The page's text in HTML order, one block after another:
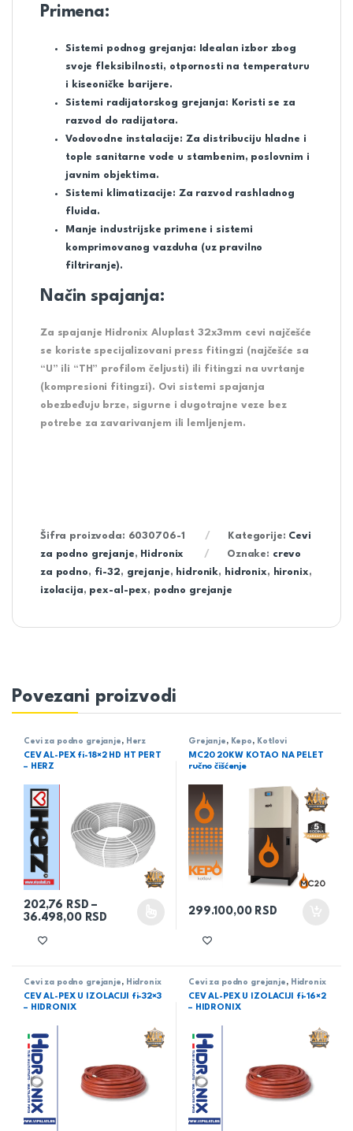
Primena:
Sistemi podnog grejanja: Idealan izbor zbog
svoje fleksibilnosti, otpornosti na temperaturu
i kiseoničke barijere.
Sistemi radijatorskog grejanja: Koristi se za
razvod do radijatora.
Vodovodne instalacije: Za distribuciju hladne i
tople sanitarne vode u stambenim, poslovnim i
javnim objektima.
Sistemi klimatizacije: Za razvod rashladnog
fluida.
Manje industrijske primene i sistemi
komprimovanog vazduha (uz pravilno
filtriranje).
Način spajanja:
Za spajanje Hidronix Aluplast 32x3mm cevi najčešće
se koriste specijalizovani press fitingzi (najčešće sa
“U” ili “TH” profilom čeljusti) ili fitingzi na uvrtanje
(kompresioni fitingzi). Ovi sistemi spajanja
obezbeđuju brze, sigurne i dugotrajne veze bez
potrebe za zavarivanjem ili lemljenjem.
Šifra proizvoda: 6030706-1 Kategorije: Cevi
za podno grejanje, Hidronix Oznake: crevo
za podno, fi-32, grejanje, hidronik, hidronix, hironix,
izolacija, pex-al-pex, podno grejanje
Povezani proizvodi
Cevi za podno grejanje , Herz
CEV AL-PEX fi-18×2 HD HT PERT
– HERZ
202,76 RSD –
36.498,00 RSD Raspon cena: od 202,76 RSD do 36.498,00
Ovaj proizvod ima više varijanti. Opcije mogu biti izabrane na
Grejanje , Kepo , Kotlovi
MC20 20KW KOTAO NA PELET
ručno čišćenje
299.100,00 RSD
Cevi za podno grejanje , Hidronix
CEV AL-PEX U IZOLACIJI fi-32×3
– HIDRONIX
Cevi za podno grejanje , Hidronix
CEV AL-PEX U IZOLACIJI fi-16×2
– HIDRONIX